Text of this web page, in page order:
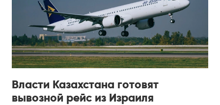
Власти Казахстана готовят
вывозной рейс из Израиля